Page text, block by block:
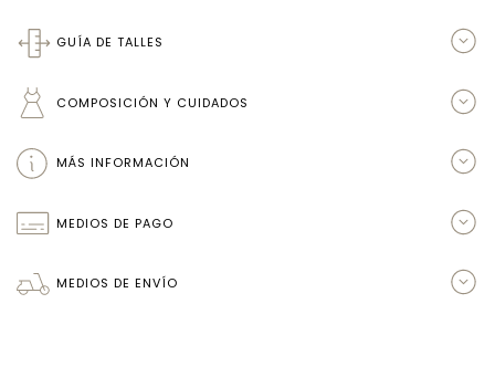
GUÍA DE TALLES
COMPOSICIÓN Y CUIDADOS
MÁS INFORMACIÓN
MEDIOS DE PAGO
MEDIOS DE ENVÍO